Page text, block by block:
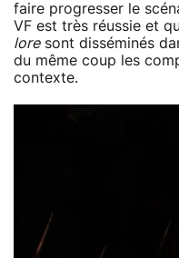
faire progresser le
VF est très réussie et
loresont disséminés
du même coup les
contexte.